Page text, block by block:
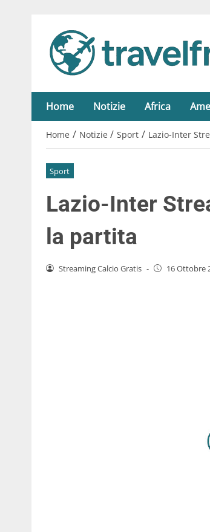
Home Notizie Africa
Home / Notizie / Sport / Lazio-Inter
Sport
Lazio-Inter
la partita
Streaming Calcio Gratis - 16 Ottobre